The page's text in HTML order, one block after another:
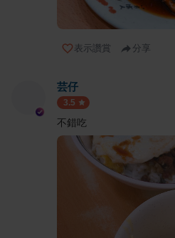
表示讚賞 分享
芸仔
3.5
不錯吃